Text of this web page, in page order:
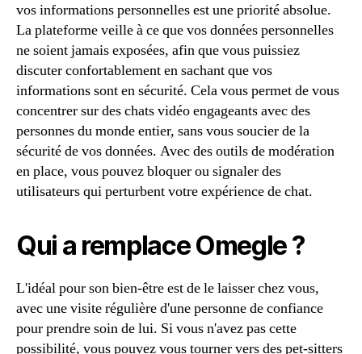
vos informations personnelles est une priorité absolue.
La plateforme veille à ce que vos données personnelles
ne soient jamais exposées, afin que vous puissiez
discuter confortablement en sachant que vos
informations sont en sécurité. Cela vous permet de vous
concentrer sur des chats vidéo engageants avec des
personnes du monde entier, sans vous soucier de la
sécurité de vos données. Avec des outils de modération
en place, vous pouvez bloquer ou signaler des
utilisateurs qui perturbent votre expérience de chat.
Qui a remplace Omegle ?
L'idéal pour son bien-être est de le laisser chez vous,
avec une visite régulière d'une personne de confiance
pour prendre soin de lui. Si vous n'avez pas cette
possibilité, vous pouvez vous tourner vers des pet-sitters